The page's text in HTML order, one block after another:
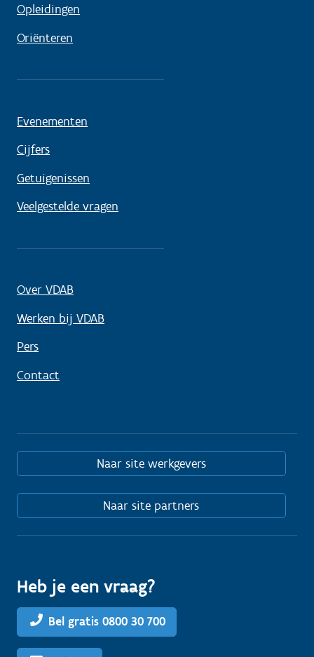
Opleidingen
Oriënteren
Evenementen
Cijfers
Getuigenissen
Veelgestelde vragen
Over VDAB
Werken bij VDAB
Pers
Contact
Naar site werkgevers
Naar site partners
Heb je een vraag?
Bel gratis 0800 30 700